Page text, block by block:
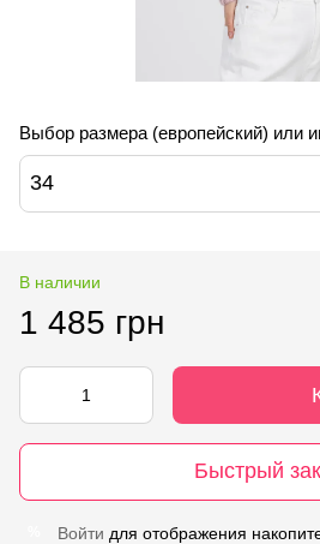
Выбор размера (европейский) или
34
В наличии
1 485 грн
Быстрый
Войти для отображения